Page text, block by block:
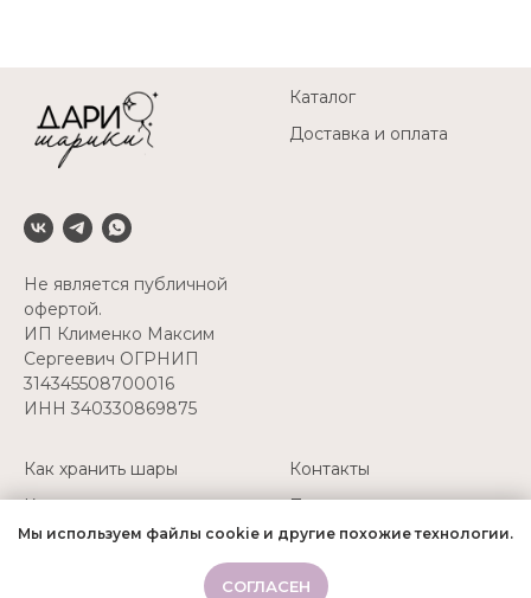
Мы используем файлы cookie и другие похожие технологии.
СОГЛАСЕН
Не является публичной
офертой.
ИП Клименко Максим
Сергеевич ОГРНИП
314345508700016
ИНН 340330869875
Каталог
Доставка и оплата
Как хранить шары
Как перевозить шары
Надуть свои шары
Контакты
Политика
конфиденциальности
+7(927) 511-52-45